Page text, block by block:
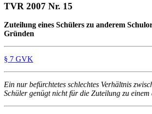
TVR 2007 Nr. 15
Zuteilung eines Schülers zu anderem
Gründen
§ 7 GVK
Ein nur befürchtetes schlechtes Verhältnis
Schüler genügt nicht für die Zuteilung zu einem